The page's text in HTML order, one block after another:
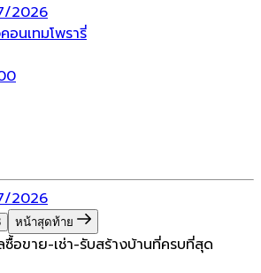
2026
คอนเทมโพรารี่
2026
หน้าสุดท้าย
ซื้อขาย-เช่า-รับสร้างบ้านที่ครบที่สุด